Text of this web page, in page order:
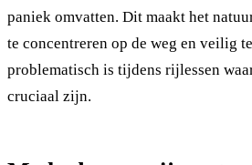
paniek omvatten. Dit maakt het
te concentreren op de weg en veilig
problematisch is tijdens rijlessen
cruciaal zijn.